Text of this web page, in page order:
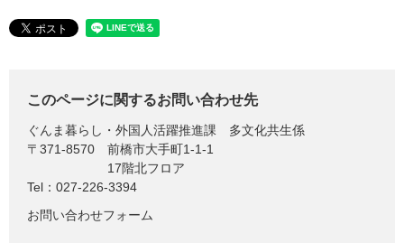
このページに関するお問い合わせ先
ぐんま暮らし・外国人活躍推進課
多文化共生係
〒371-8570
前橋市大手町1-1-1
17階北フロア
Tel：027-226-3394
お問い合わせフォーム